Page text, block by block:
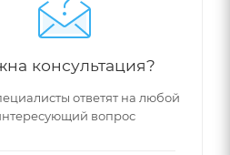
консультация?
ответят на любой
вопрос